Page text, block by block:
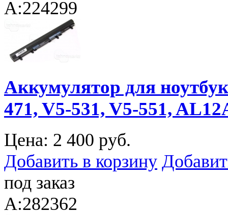
A:224299
Аккумулятор для
471, V5-531, V5-551,
Цена: 2 400 руб.
Добавить в корзину
под заказ
A:282362